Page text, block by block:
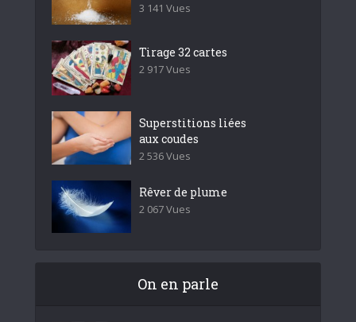
3 141 Vues
Tirage 32 cartes
2 917 Vues
Superstitions liées
aux coudes
2 536 Vues
Rêver de plume
2 067 Vues
On en parle